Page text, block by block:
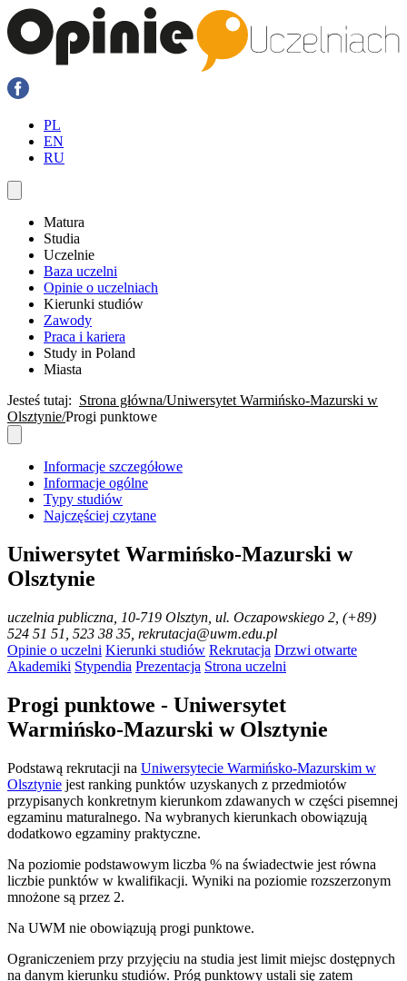
PL
EN
RU
Matura
Studia
Uczelnie
Baza uczelni
Opinie o uczelniach
Kierunki studiów
Zawody
Praca i kariera
Study in Poland
Miasta
Jesteś tutaj: Strona główna Uniwersytet Warmińsko-Mazurski w
Olsztynie Progi punktowe
Informacje szczegółowe
Informacje ogólne
Typy studiów
Najczęściej czytane
Uniwersytet Warmińsko-Mazurski w
Olsztynie
uczelnia publiczna , 10-719 Olsztyn, ul. Oczapowskiego 2, (+89)
524 51 51, 523 38 35, re­krutacja­@uwm.edu.pl
Opinie o uczelni Kierunki studiów Rekrutacja Drzwi otwarte
Akademiki Stypendia Prezentacja Strona uczelni
Progi punktowe - Uniwersytet
Warmińsko-Mazurski w Olsztynie
Podstawą rekrutacji na Uniwersytecie Warmińsko-Mazurskim w
Olsztynie jest ranking punktów uzyskanych z przedmiotów
przypisanych konkretnym kierunkom zdawanych w części pisemnej
egzaminu maturalnego. Na wybranych kierunkach obowiązują
dodatkowo egzaminy praktyczne.
Na poziomie podstawowym liczba % na świadectwie jest równa
liczbie punktów w kwalifikacji. Wyniki na poziomie rozszerzonym
mnożone są przez 2.
Na UWM nie obowiązują progi punktowe.
Ograniczeniem przy przyjęciu na studia jest limit miejsc dostępnych
na danym kierunku studiów. Próg punktowy ustali się zatem